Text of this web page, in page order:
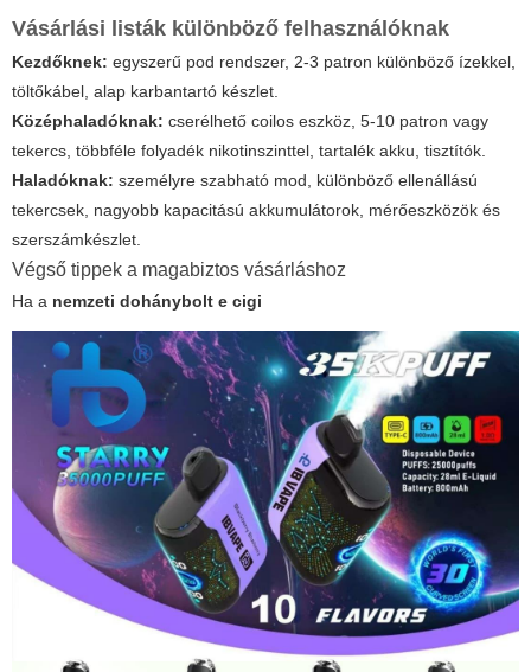
Vásárlási listák különböző felhasználóknak
Kezdőknek: egyszerű pod rendszer, 2-3 patron különböző ízekkel,
töltőkábel, alap karbantartó készlet.
Középhaladóknak: cserélhető coilos eszköz, 5-10 patron vagy
tekercs, többféle folyadék nikotinszinttel, tartalék akku, tisztítók.
Haladóknak: személyre szabható mod, különböző ellenállású
tekercsek, nagyobb kapacitású akkumulátorok, mérőeszközök és
szerszámkészlet.
Végső tippek a magabiztos vásárláshoz
Ha a nemzeti dohánybolt e cigi